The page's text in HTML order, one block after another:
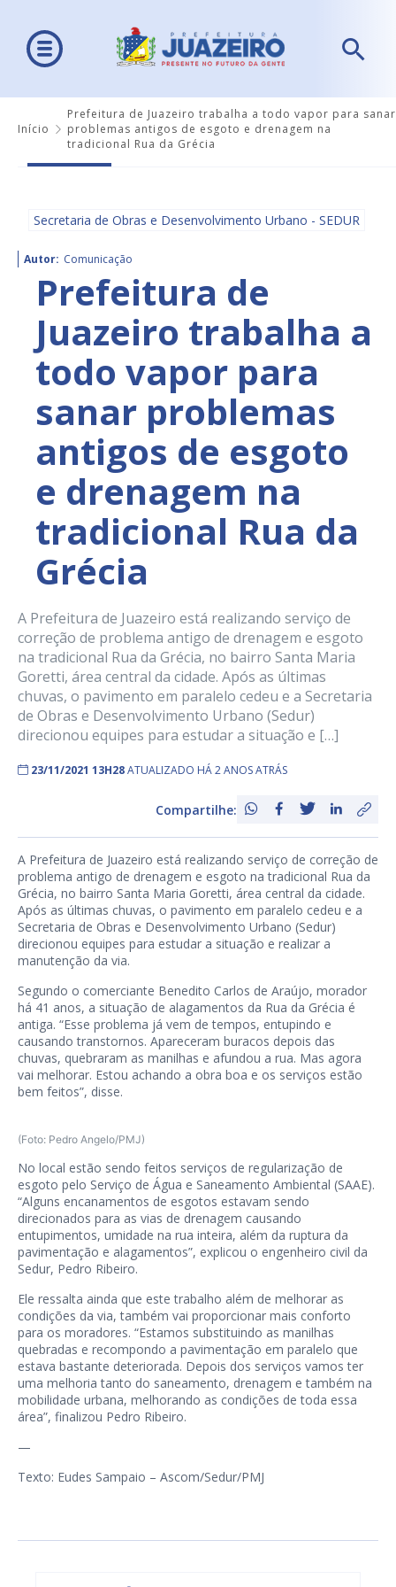
Início
Prefeitura de Juazeiro trabalha a todo vapor para sanar
problemas antigos de esgoto e drenagem na
tradicional Rua da Grécia
Secretaria de Obras e Desenvolvimento Urbano - SEDUR
Autor: Comunicação
Prefeitura de
Juazeiro trabalha a
todo vapor para
sanar problemas
antigos de esgoto
e drenagem na
tradicional Rua da
Grécia
A Prefeitura de Juazeiro está realizando serviço de
correção de problema antigo de drenagem e esgoto
na tradicional Rua da Grécia, no bairro Santa Maria
Goretti, área central da cidade. Após as últimas
chuvas, o pavimento em paralelo cedeu e a Secretaria
de Obras e Desenvolvimento Urbano (Sedur)
direcionou equipes para estudar a situação e […]
23/11/2021 13H28ATUALIZADO HÁ 2 ANOS ATRÁS
Compartilhe:
A Prefeitura de Juazeiro está realizando serviço de correção de
problema antigo de drenagem e esgoto na tradicional Rua da
Grécia, no bairro Santa Maria Goretti, área central da cidade.
Após as últimas chuvas, o pavimento em paralelo cedeu e a
Secretaria de Obras e Desenvolvimento Urbano (Sedur)
direcionou equipes para estudar a situação e realizar a
manutenção da via.
Segundo o comerciante Benedito Carlos de Araújo, morador
há 41 anos, a situação de alagamentos da Rua da Grécia é
antiga. “Esse problema já vem de tempos, entupindo e
causando transtornos. Apareceram buracos depois das
chuvas, quebraram as manilhas e afundou a rua. Mas agora
vai melhorar. Estou achando a obra boa e os serviços estão
bem feitos”, disse.
(Foto: Pedro Angelo/PMJ)
No local estão sendo feitos serviços de regularização de
esgoto pelo Serviço de Água e Saneamento Ambiental (SAAE).
“Alguns encanamentos de esgotos estavam sendo
direcionados para as vias de drenagem causando
entupimentos, umidade na rua inteira, além da ruptura da
pavimentação e alagamentos”, explicou o engenheiro civil da
Sedur, Pedro Ribeiro.
Ele ressalta ainda que este trabalho além de melhorar as
condições da via, também vai proporcionar mais conforto
para os moradores. “Estamos substituindo as manilhas
quebradas e recompondo a pavimentação em paralelo que
estava bastante deteriorada. Depois dos serviços vamos ter
uma melhoria tanto do saneamento, drenagem e também na
mobilidade urbana, melhorando as condições de toda essa
área”, finalizou Pedro Ribeiro.
—
Texto: Eudes Sampaio – Ascom/Sedur/PMJ